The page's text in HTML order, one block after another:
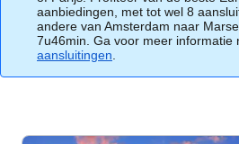
aanbiedingen, met tot wel 8
andere van Amsterdam naar
7u46min. Ga voor meer informatie
aansluitingen